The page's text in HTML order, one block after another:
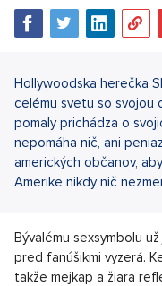
Hollywoodska herečka
celému svetu so svojou
pomaly prichádza o
nepomáha nič, ani
amerických občanov,
Amerike nikdy nič
Bývalému sexsymbolu
pred fanúšikmi vyzerá.
takže mejkap a žiara